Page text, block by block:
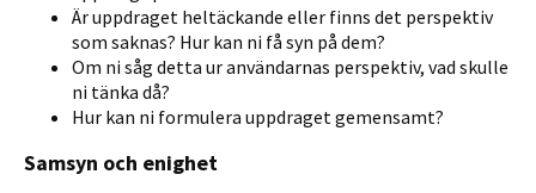
Är uppdraget heltäckande eller finns det perspektiv
som saknas? Hur kan ni få syn på dem?
Om ni såg detta ur användarnas perspektiv, vad skulle
ni tänka då?
Hur kan ni formulera uppdraget gemensamt?
Samsyn och enighet